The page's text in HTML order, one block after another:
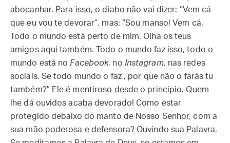
abocanhar. Para isso, o diabo não vai dizer: “Vem cá
que eu vou te devorar”, mas: “Sou manso! Vem cá.
Todo o mundo está perto de mim. Olha os teus
amigos aqui também. Todo o mundo faz isso, todo o
mundo está no Facebook, no Instagram, nas redes
sociais. Se todo mundo o faz , por que não o farás tu
também?” Ele é mentiroso desde o princípio. Quem
lhe dá ouvidos acaba devorado! Como estar
protegido debaixo do manto de Nosso Senhor, com a
sua mão poderosa e defensora? Ouvindo sua Palavra.